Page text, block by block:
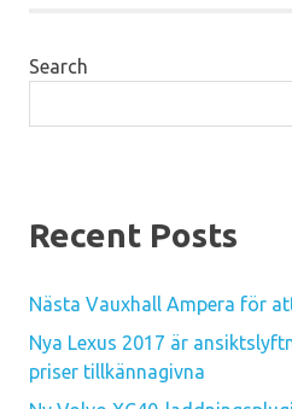
Search
Recent Posts
Nästa Vauxhall Ampera för
Nya Lexus 2017 är
priser tillkännagivna